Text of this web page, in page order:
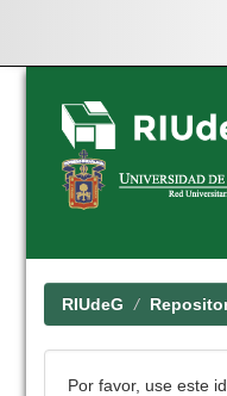
Skip
navigation
RIUdeG
Por favor, use este